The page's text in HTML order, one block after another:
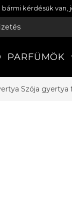
kérdésük
PARFÜMÖK
Szója gyertya